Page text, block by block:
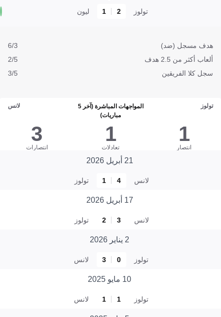
تولوز 2
1 ليون
هدف مسجل (ضد)
6/3
ألعاب أكثر من 2.5 هدف
2/5
سجل كلا الفريقين
3/5
تولوز
المواجهات المباشرة (آخر 5
مباريات)
لانس
1
انتصار
1
تعادلات
3
انتصارات
21 أبريل 2026
لانس 4
1 تولوز
17 أبريل 2026
لانس 3
2 تولوز
2 يناير 2026
تولوز 0
3 لانس
10 مايو 2025
تولوز 1
1 لانس